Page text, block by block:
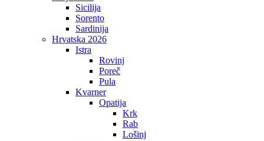
Sicilija
Sorento
Sardinija
Hrvatska 2026
Istra
Rovinj
Poreč
Pula
Kvarner
Opatija
Krk
Rab
Lošinj